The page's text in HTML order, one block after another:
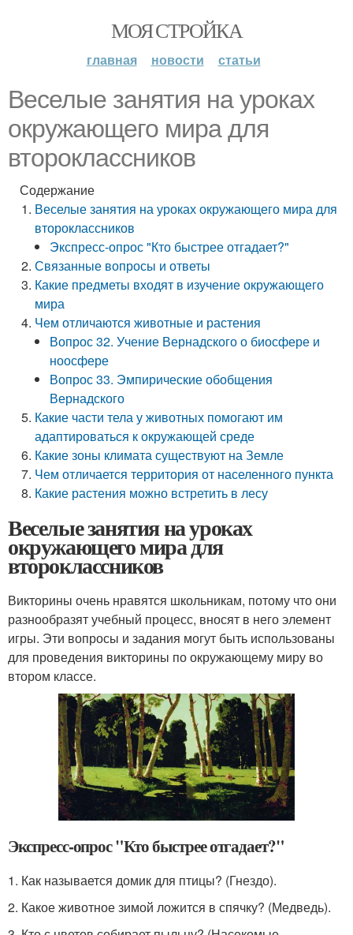
МОЯ СТРОЙКА
главная новости статьи
Веселые занятия на уроках
окружающего мира для
второклассников
Содержание
Веселые занятия на уроках окружающего мира для
второклассников
Экспресс-опрос "Кто быстрее отгадает?"
Связанные вопросы и ответы
Какие предметы входят в изучение окружающего
мира
Чем отличаются животные и растения
Вопрос 32. Учение Вернадского о биосфере и
ноосфере
Вопрос 33. Эмпирические обобщения
Вернадского
Какие части тела у животных помогают им
адаптироваться к окружающей среде
Какие зоны климата существуют на Земле
Чем отличается территория от населенного пункта
Какие растения можно встретить в лесу
Веселые занятия на уроках
окружающего мира для
второклассников
Викторины очень нравятся школьникам, потому что они
разнообразят учебный процесс, вносят в него элемент
игры. Эти вопросы и задания могут быть использованы
для проведения викторины по окружающему миру во
втором классе.
Экспресс-опрос "Кто быстрее отгадает?"
1. Как называется домик для птицы? (Гнездо).
2. Какое животное зимой ложится в спячку? (Медведь).